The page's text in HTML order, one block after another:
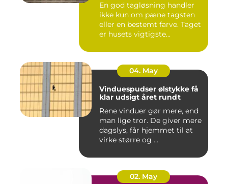
En god tagløsning handler
ikke kun om pæne tagsten
eller en bestemt farve. Taget
er husets vigtigste...
04. May
Vinduespudser ølstykke få
klar udsigt året rundt
Rene vinduer gør mere, end
man lige tror. De giver mere
dagslys, får hjemmet til at
virke større og ...
02. May